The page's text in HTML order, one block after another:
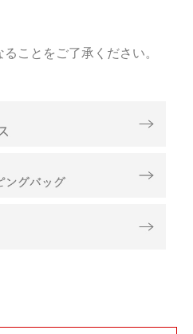
ことをご了承ください。